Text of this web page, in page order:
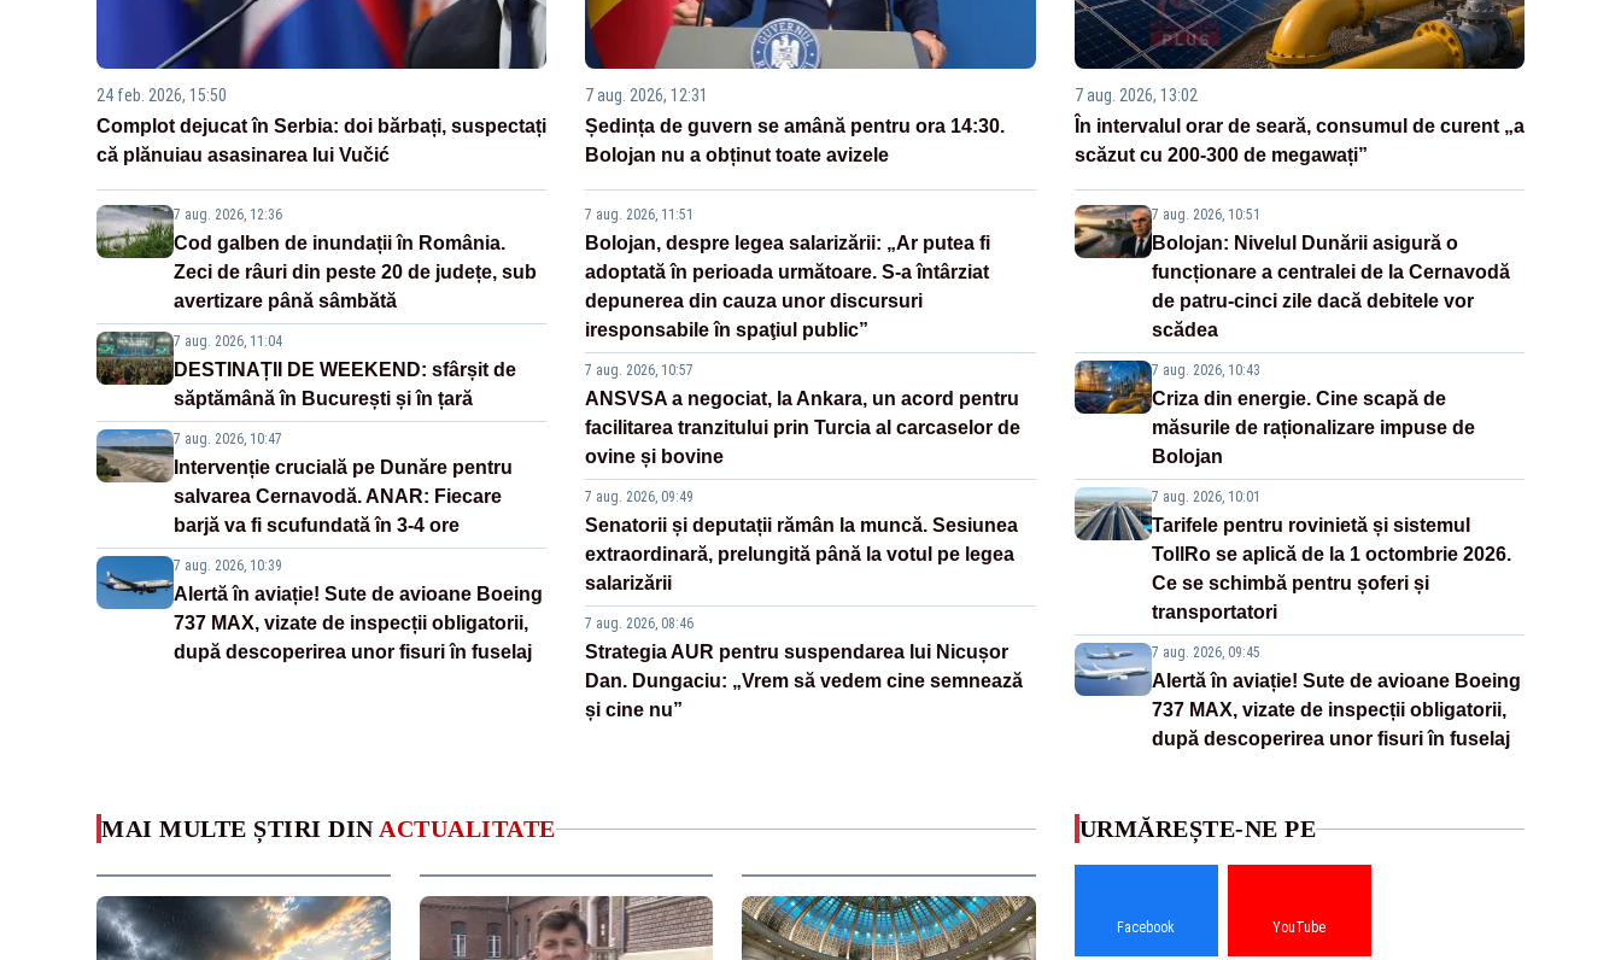
24 feb. 2026, 15:50
Complot dejucat în Serbia: doi bărbați, suspectați
că plănuiau asasinarea lui Vučić
7 aug. 2026, 12:36
Cod galben de inundații în România.
Zeci de râuri din peste 20 de județe, sub
avertizare până sâmbătă
7 aug. 2026, 11:04
DESTINAȚII DE WEEKEND: sfârșit de
săptămână în București și în țară
7 aug. 2026, 10:47
Intervenție crucială pe Dunăre pentru
salvarea Cernavodă. ANAR: Fiecare
barjă va fi scufundată în 3-4 ore
7 aug. 2026, 10:39
Alertă în aviație! Sute de avioane Boeing
737 MAX, vizate de inspecții obligatorii,
după descoperirea unor fisuri în fuselaj
7 aug. 2026, 12:31
Ședința de guvern se amână pentru ora 14:30.
Bolojan nu a obținut toate avizele
7 aug. 2026, 11:51
Bolojan, despre legea salarizării: „Ar putea fi
adoptată în perioada următoare. S-a întârziat
depunerea din cauza unor discursuri
iresponsabile în spaţiul public”
7 aug. 2026, 10:57
ANSVSA a negociat, la Ankara, un acord pentru
facilitarea tranzitului prin Turcia al carcaselor de
ovine și bovine
7 aug. 2026, 09:49
Senatorii și deputații rămân la muncă. Sesiunea
extraordinară, prelungită până la votul pe legea
salarizării
7 aug. 2026, 08:46
Strategia AUR pentru suspendarea lui Nicușor
Dan. Dungaciu: „Vrem să vedem cine semnează
și cine nu”
7 aug. 2026, 13:02
În intervalul orar de seară, consumul de curent „a
scăzut cu 200-300 de megawați”
7 aug. 2026, 10:51
Bolojan: Nivelul Dunării asigură o
funcționare a centralei de la Cernavodă
de patru-cinci zile dacă debitele vor
scădea
7 aug. 2026, 10:43
Criza din energie. Cine scapă de
măsurile de raționalizare impuse de
Bolojan
7 aug. 2026, 10:01
Tarifele pentru rovinietă și sistemul
TollRo se aplică de la 1 octombrie 2026.
Ce se schimbă pentru șoferi și
transportatori
7 aug. 2026, 09:45
Alertă în aviație! Sute de avioane Boeing
737 MAX, vizate de inspecții obligatorii,
după descoperirea unor fisuri în fuselaj
MAI MULTE ȘTIRI DIN ACTUALITATE URMĂREȘTE-NE PE
Facebook YouTube